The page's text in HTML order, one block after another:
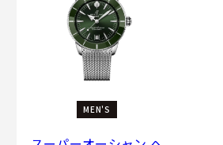
MEN'S